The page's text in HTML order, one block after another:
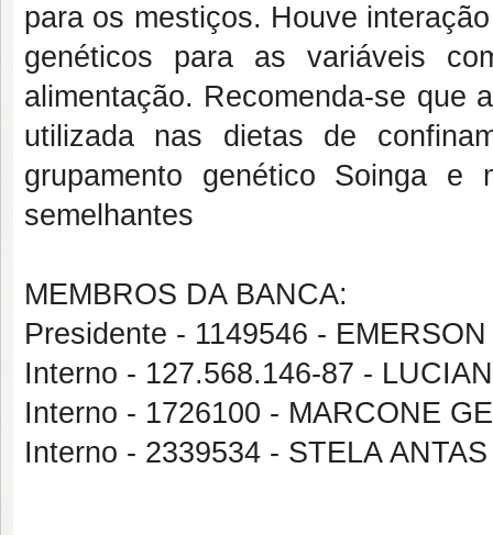
para os mestiços. Houve
genéticos para as variáveis
alimentação. Recomenda-se que
utilizada nas dietas de
grupamento genético Soinga e
semelhantes
MEMBROS DA BANCA:
Presidente - 1149546 -
Interno - 127.568.146-87 -
Interno - 1726100 - MARCONE
Interno - 2339534 - STELA